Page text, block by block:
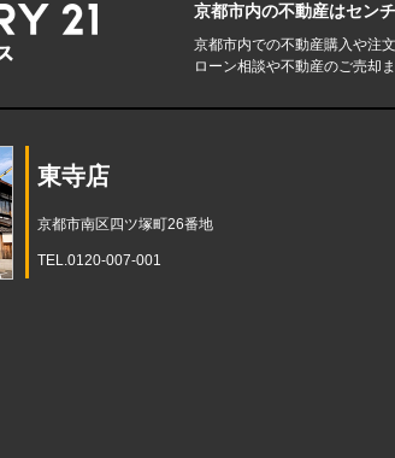
京都市内の不動産はセン
京都市内での不動産購入や注
ローン相談や不動産のご売却
東寺店
京都市南区四ツ塚町26番地
TEL.0120-007-001